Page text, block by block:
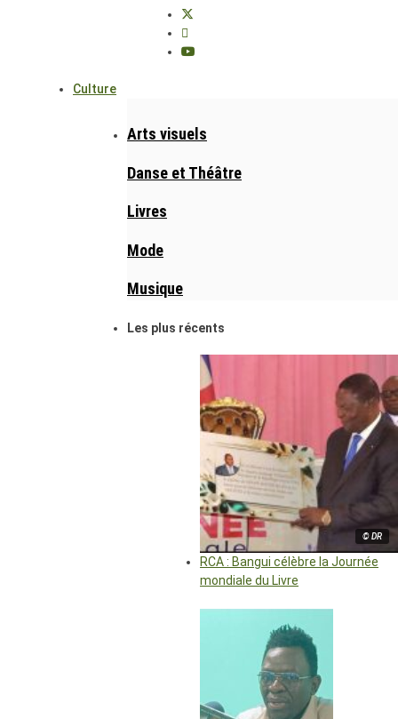
Culture
Arts visuels
Danse et Théâtre
Livres
Mode
Musique
Les plus récents
© DR
RCA : Bangui célèbre la Journée
mondiale du Livre